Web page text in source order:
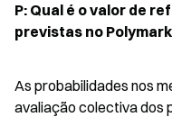
P: Qual é o valor de
previstas no
As probabilidades nos
avaliação colectiva dos